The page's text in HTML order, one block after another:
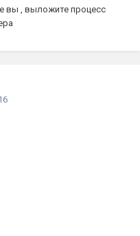
вы , выложите процесс